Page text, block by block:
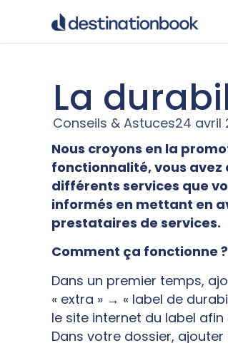
La
Conseils & Astuces24 avril
Nous croyons en la
fonctionnalité, vous
différents services que
informés en mettant en
prestataires de services.
Comment ça fonctionne ?
Dans un premier temps,
« extra » → « label de
le site internet du label
Dans votre dossier,